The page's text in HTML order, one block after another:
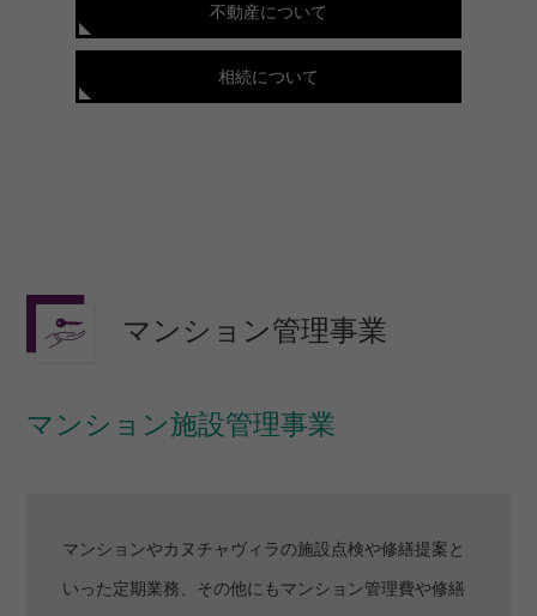
不動産について
相続について
マンション管理事業
マンション施設管理事業
マンションやカヌチャヴィラの施設点検や修繕提案と
いった定期業務、その他にもマンション管理費や修繕